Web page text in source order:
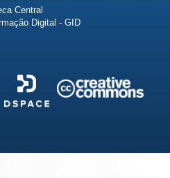
Central
Digital - GID